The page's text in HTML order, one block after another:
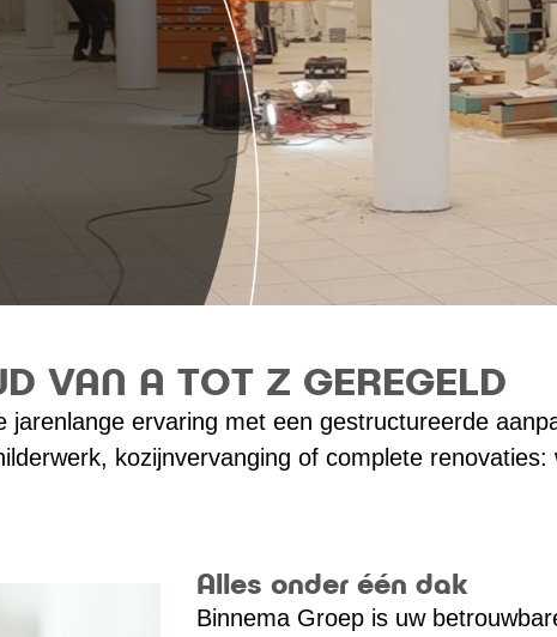
VAN A TOT Z GEREGELD
jarenlange ervaring met een gestructureerde
kozijnvervanging of complete
Alles onder één dak
Binnema Groep is uw